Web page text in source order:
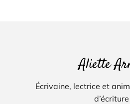
Aliette
Écrivaine, lectrice et
d’écriture